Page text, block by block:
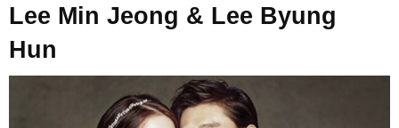
Lee Min Jeong & Lee Byung
Hun